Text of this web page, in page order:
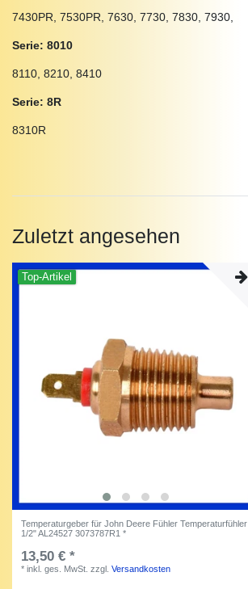
7430PR, 7530PR, 7630, 7730, 7830, 7930,
Serie: 8010
8110, 8210, 8410
Serie: 8R
8310R
Zuletzt angesehen
Top-Artikel
Temperaturgeber für John Deere Fühler Temperaturfühler
1/2" AL24527 3073787R1 *
13,50 € *
*inkl. ges. MwSt. zzgl.Versandkosten